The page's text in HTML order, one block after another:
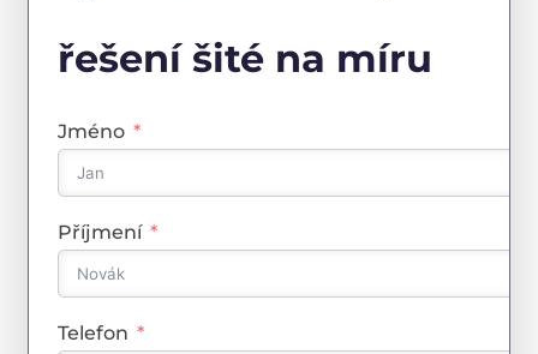
řešení šité na míru
Jméno
Příjmení
Telefon